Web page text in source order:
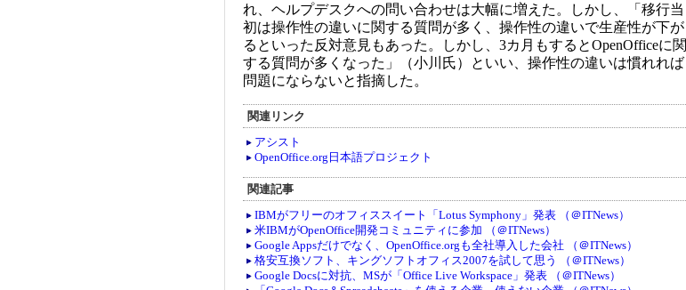
れ、ヘルプデスクへの問い合わせは大幅に増えた。しかし、「移行当
初は操作性の違いに関する質問が多く、操作性の違いで生産性が下が
るといった反対意見もあった。しかし、3カ月もするとOpenOfficeに関
する質問が多くなった」（小川氏）といい、操作性の違いは慣れれば
問題にならないと指摘した。
関連リンク
アシスト
OpenOffice.org日本語プロジェクト
関連記事
IBMがフリーのオフィススイート「Lotus Symphony」発表 （＠ITNews）
米IBMがOpenOffice開発コミュニティに参加 （＠ITNews）
Google Appsだけでなく、OpenOffice.orgも全社導入した会社 （＠ITNews）
格安互換ソフト、キングソフトオフィス2007を試して思う （＠ITNews）
Google Docsに対抗、MSが「Office Live Workspace」発表 （＠ITNews）